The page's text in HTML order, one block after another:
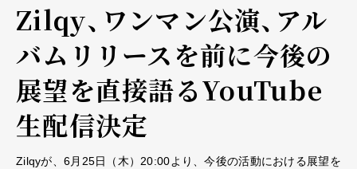
Zilqy、ワンマン公演、アル
バムリリースを前に今後の
展望を直接語るYouTube
生配信決定
Zilqyが、6月25日（木）20:00より、今後の活動における展望を